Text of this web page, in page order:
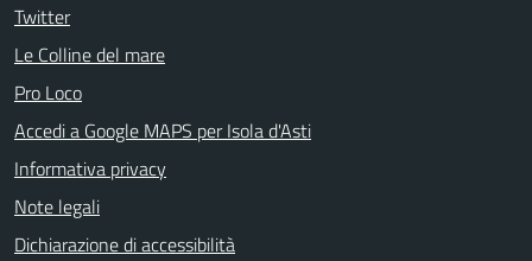
Twitter
Le Colline del mare
Pro Loco
Accedi a Google MAPS per Isola d'Asti
Informativa privacy
Note legali
Dichiarazione di accessibilità